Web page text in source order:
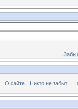
О сайте Никто не забыт...